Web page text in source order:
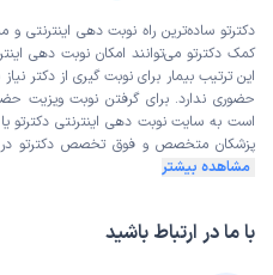
دکترتو ساده‌ترین راه نوبت‌ دهی اینترنتی و
کمک دکترتو می‌توانند امکان نوبت دهی
این ترتیب بیمار برای نوبت گیری از دکتر
حضوری ندارد. برای گرفتن نوبت ویزیت
است به سایت نوبت دهی اینترنتی دکترتو
پزشکان متخصص و فوق تخصص دکترتو
مشاهده بیشتر
با ما در ارتباط باشید